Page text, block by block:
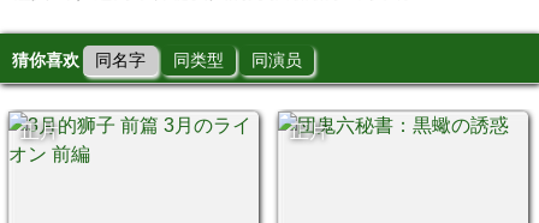
猜你喜欢 同名字 同类型 同演员
正片 正片